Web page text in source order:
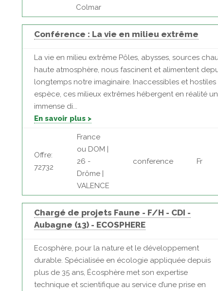
Colmar
Conférence : La vie en milieu extrême
La vie en milieu extrême Pôles, abysses, sources
haute atmosphère, nous fascinent et alimentent
longtemps notre imaginaire. Inaccessibles et
espèce, ces milieux extrêmes hébergent en réalité
immense di...
En savoir plus >
Offre:
72732
France
ou DOM |
26 -
Drôme |
VALENCE
conference Fr
Chargé de projets Faune - F/H - CDI -
Aubagne (13) - ECOSPHERE
Ecosphère, pour la nature et le développement
durable. Spécialisée en écologie appliquée depuis
plus de 35 ans, Écosphère met son expertise
technique et scientifique au service d’une prise en